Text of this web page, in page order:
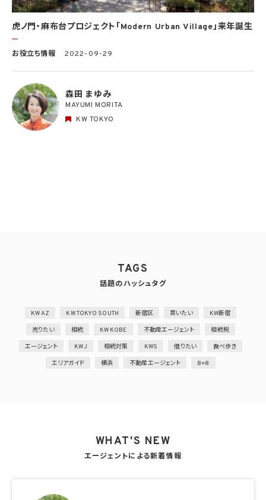
虎ノ門・麻布台プロジェクト「Modern Urban Village」来年誕生
お役立ち情報 2022-09-29
森田 まゆみ
MAYUMI MORITA
KW TOKYO
TAGS
話題のハッシュタグ
KW AZ KW TOKYO SOUTH 新宿区 買いたい KW新宿
売りたい 相続 KW KOBE 不動産エージェント 相続税
エージェント KWJ 相続対策 KWS 借りたい 食べ歩き
エリアガイド 横浜 不動産エージェント 8×8
WHAT'S NEW
エージェントによる新着情報